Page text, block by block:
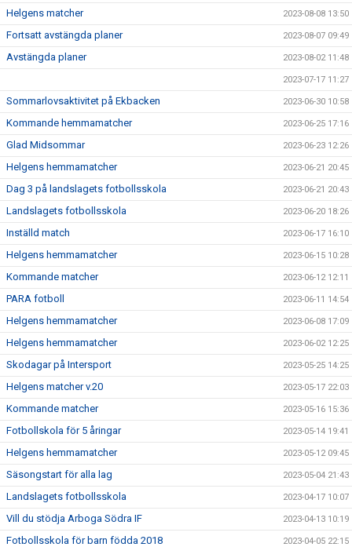
Helgens matcher 2023-08-08 13:50
Fortsatt avstängda planer 2023-08-07 09:49
Avstängda planer 2023-08-02 11:48
2023-07-17 11:27
Sommarlovsaktivitet på Ekbacken 2023-06-30 10:58
Kommande hemmamatcher 2023-06-25 17:16
Glad Midsommar 2023-06-23 12:26
Helgens hemmamatcher 2023-06-21 20:45
Dag 3 på landslagets fotbollsskola 2023-06-21 20:43
Landslagets fotbollsskola 2023-06-20 18:26
Inställd match 2023-06-17 16:10
Helgens hemmamatcher 2023-06-15 10:28
Kommande matcher 2023-06-12 12:11
PARA fotboll 2023-06-11 14:54
Helgens hemmamatcher 2023-06-08 17:09
Helgens hemmamatcher 2023-06-02 12:25
Skodagar på Intersport 2023-05-25 14:25
Helgens matcher v.20 2023-05-17 22:03
Kommande matcher 2023-05-16 15:36
Fotbollskola för 5 åringar 2023-05-14 19:41
Helgens hemmamatcher 2023-05-12 09:45
Säsongstart för alla lag 2023-05-04 21:43
Landslagets fotbollsskola 2023-04-17 10:07
Vill du stödja Arboga Södra IF 2023-04-13 10:19
Fotbollsskola för barn födda 2018 2023-04-05 22:15